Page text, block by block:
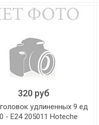
320 руб
удлиненных 9 ед
- Е24 205011 Hoteche